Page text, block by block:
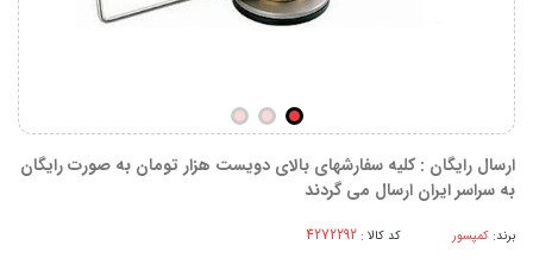
ارسال رایگان : کلیه سفارشهای بالای دویست هزار تومان به صورت رایگان
به سراسر ایران ارسال می گردند
برند: کمپسور کد کالا :